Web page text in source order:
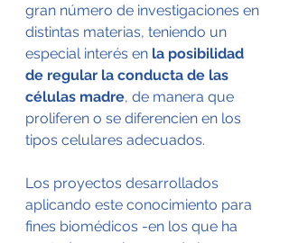
gran número de investigaciones en
distintas materias, teniendo un
especial interés en la posibilidad
de regular la conducta de las
células madre, de manera que
proliferen o se diferencien en los
tipos celulares adecuados.
Los proyectos desarrollados
aplicando este conocimiento para
fines biomédicos -en los que ha